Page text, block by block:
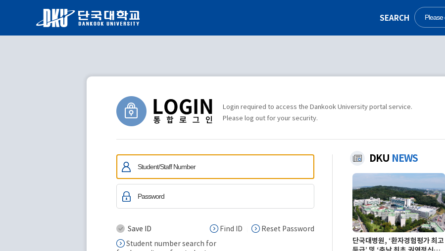
SEARCH
Login required to access the Dankook University portal service.
Please log out for your security.
Save ID Find ID
Reset Password
DKU NEWS
단국대병원, ‘환자경험평가 최고